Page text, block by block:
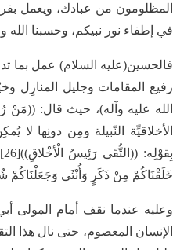
المظلومون من عبادك، ويعمل
في إطفاء نور نبيكم، وحسبنا الله
فالحسين(عليه السلام) عمل بما
رفيع المقامات وجليل المنازِل
الأخلاقيِّة النّبيلة ومِن دونِها لا
خَلَقْنَاكُمْ مِنْ ذَكَرٍ وَأُنْثَى وَجَعَلْنَاكُمْ
وعليه عندما نقف أمام المولى
الإنسان المعصوم، حتى نال هذا